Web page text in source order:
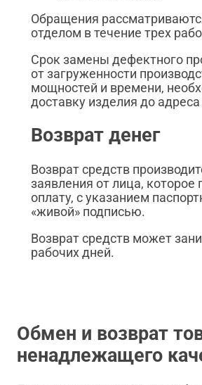
Обращения
отделом в течение трех
Срок замены дефектного
от загруженности
мощностей и времени,
доставку изделия до
Возврат денег
Возврат средств
заявления от лица, которое
оплату, с указанием
«живой» подписью.
Возврат средств может
рабочих дней.
Обмен и возврат
ненадлежащего